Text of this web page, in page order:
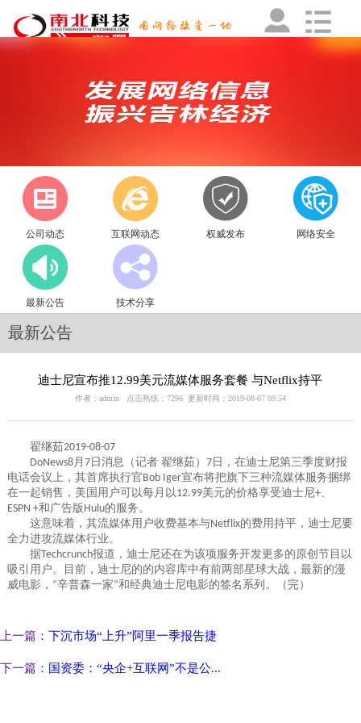
公司动态 互联网动态 权威发布 网络安全
最新公告 技术分享
最新公告
迪士尼宣布推12.99美元流媒体服务套餐 与Netflix持平
作者：admin 点击熟练：7296 更新时间：2019-08-07 09:54
翟继茹2019-08-07
DoNews8月 7日消息（记者 翟继茹） 7日，在迪士尼第三季度财报
电话会议上，其首席执行官Bob Iger宣布将把旗下三种流媒体服务捆绑
在一起销售，美国用户可以每月以12.99美元的价格享受迪士尼+、
ESPN +和广告版Hulu的服务。
这意味着，其流媒体用户收费基本与Netflix的费用持平，迪士尼要
全力进攻流媒体行业。
据Techcrunch报道，迪士尼还在为该项服务开发更多的原创节目以
吸引用户。目前，迪士尼的的内容库中有前两部星球大战，最新的漫
威电影， “辛普森一家”和经典迪士尼电影的签名系列。（完）
上一篇： 下沉市场“上升”阿里一季报告捷
下一篇： 国资委：“央企+互联网”不是公...